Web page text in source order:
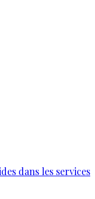
dans les services